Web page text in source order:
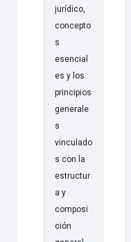
jurídico,
concepto
s
esencial
es y los
principios
generale
s
vinculado
s con la
estructur
a y
composi
ción